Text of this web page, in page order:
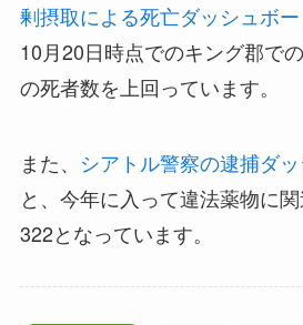
剰摂取による死亡ダッシュボー
10月20日時点でのキング郡で
の死者数を上回っています。
また、 シアトル警察の逮捕ダ
と、今年に入って違法薬物に
322となっています。